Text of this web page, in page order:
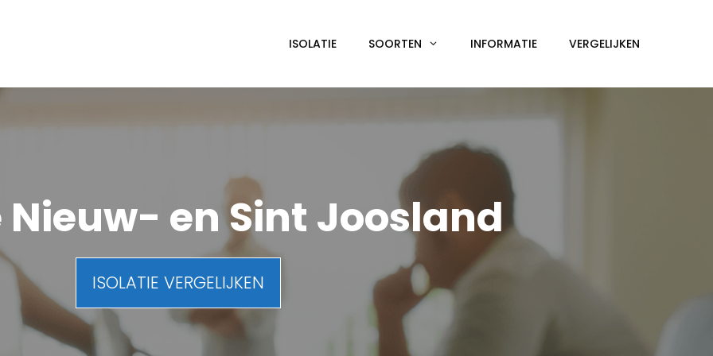
ISOLATIE SOORTEN INFORMATIE VERGELIJKEN
en Sint Joosland
ISOLATIE VERGELIJKEN